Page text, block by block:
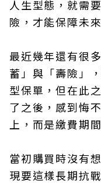
人生型態，就需
險，才能保障未
最近幾年還有很
蓄」與「壽險」
型保單，但在此
了之後，感到悔
上，而是繳費期
當初購買時沒有
現要這樣長期抗